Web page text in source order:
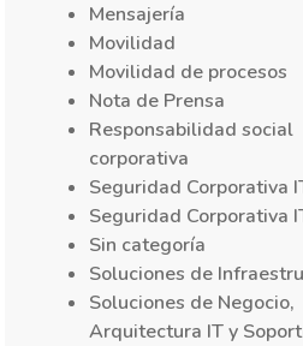
Mensajería
Movilidad
Movilidad de procesos
Nota de Prensa
Responsabilidad social
corporativa
Seguridad Corporativa
Seguridad Corporativa
Sin categoría
Soluciones de
Soluciones de Negocio,
Arquitectura IT y